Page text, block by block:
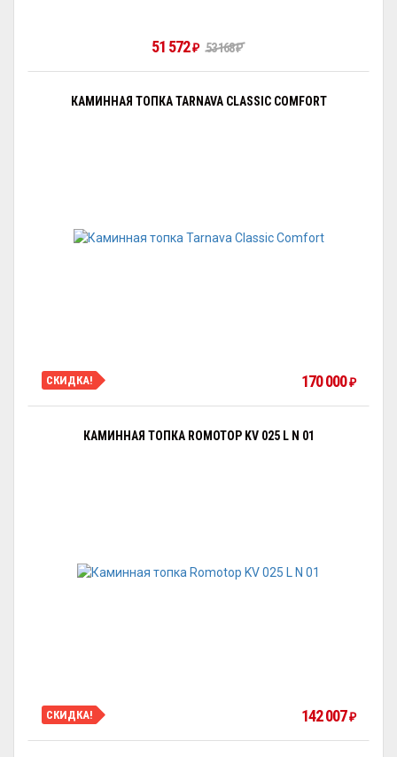
51 572₽ 53 168₽
КАМИННАЯ ТОПКА TARNAVA CLASSIC COMFORT
СКИДКА! 170 000₽
КАМИННАЯ ТОПКА ROMOTOP KV 025 L N 01
СКИДКА! 142 007₽